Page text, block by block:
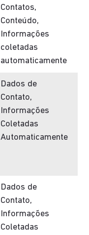
Contatos,
Conteúdo,
Informações
coletadas
automaticamente
Dados de
Contato,
Informações
Coletadas
Automaticamente
Dados de
Contato,
Informações
Coletadas